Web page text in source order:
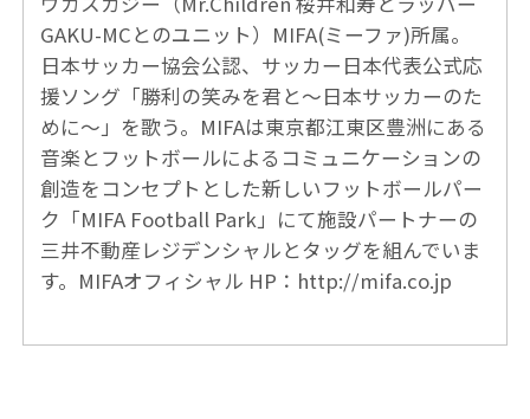
GAKU-MCとのユニット）MIFA(ミーファ)所属。
日本サッカー協会公認、サッカー日本代表公式応
援ソング「勝利の笑みを君と～日本サッカーのた
めに～」を歌う。MIFAは東京都江東区豊洲にある
音楽とフットボールによるコミュニケーションの
創造をコンセプトとした新しいフットボールパー
ク「MIFA Football Park」にて施設パートナーの
三井不動産レジデンシャルとタッグを組んでいま
す。MIFAオフィシャル HP： http://mifa.co.jp